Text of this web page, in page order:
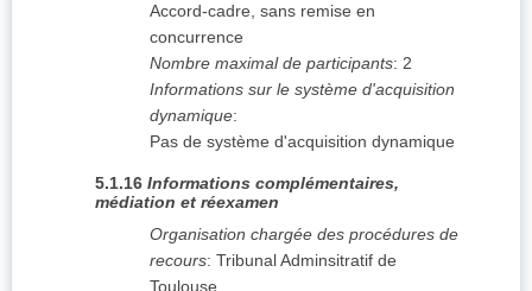
Accord-cadre, sans remise en
concurrence
Nombre maximal de participants: 2
Informations sur le système d'acquisition
dynamique:
Pas de système d'acquisition dynamique
5.1.16 Informations complémentaires,
médiation et réexamen
Organisation chargée des procédures de
recours: Tribunal Adminsitratif de
Toulouse